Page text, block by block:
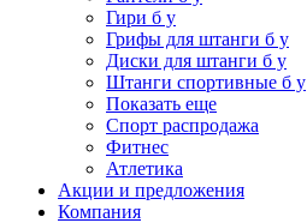
Гири б у
Грифы для штанги б у
Диски для штанги б у
Штанги спортивные б у
Показать еще
Спорт распродажа
Фитнес
Атлетика
Акции и предложения
Компания